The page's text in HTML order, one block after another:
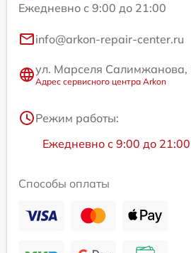
Ежедневно с 9:00 до 21:00
info@arkon-repair-center.ru
ул. Марселя Салимжанова,
Адрес сервисного центра Arkon
Режим работы:
Ежедневно с 9:00 до 21:00
Способы оплаты